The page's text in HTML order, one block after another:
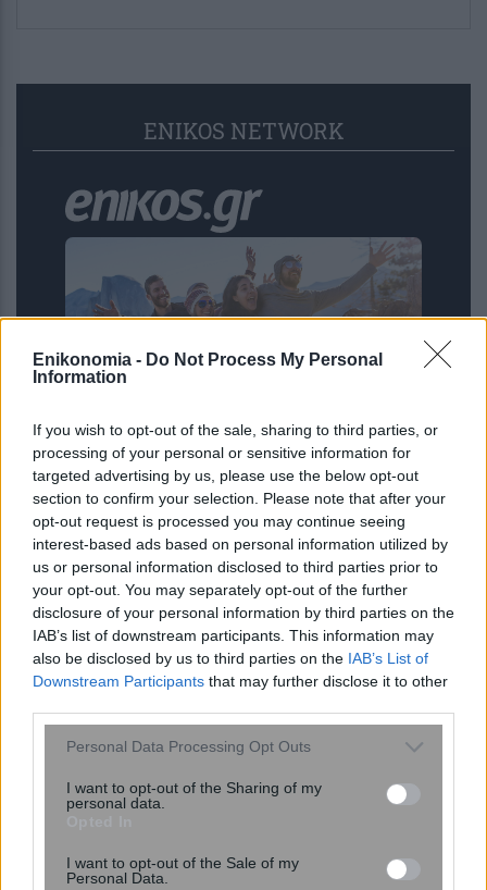
Enikonomia - Do Not Process My Personal
Information
If you wish to opt-out of the sale, sharing to third parties, or
processing of your personal or sensitive information for
targeted advertising by us, please use the below opt-out
section to confirm your selection. Please note that after your
opt-out request is processed you may continue seeing
interest-based ads based on personal information utilized by
us or personal information disclosed to third parties prior to
your opt-out. You may separately opt-out of the further
disclosure of your personal information by third parties on the
IAB’s list of downstream participants. This information may
also be disclosed by us to third parties on the IAB’s List of
Downstream Participants that may further disclose it to other
Please note that this website/app uses one or more Google
not limited to your visit or usage behaviour. You may click to
grant or deny consent to Google and its third-party tags to
consent section.
Personal Data Processing Opt Outs
I want to opt-out of the Sharing of my
personal data.
I want to opt-out of the Sale of my
Personal Data.
ENIKOS NETWORK
Η τύχη ευνοεί 3 ζώδια έως τις 16
Αυγούστου – «Ένα νέο ταξίδι ξεκινά
με απρόσμενες θετικές αλλαγές»
Θεσσαλονίκη: Φωτιά σε χαμηλή
βλάστηση στη Σίνδο – Επιχειρούν